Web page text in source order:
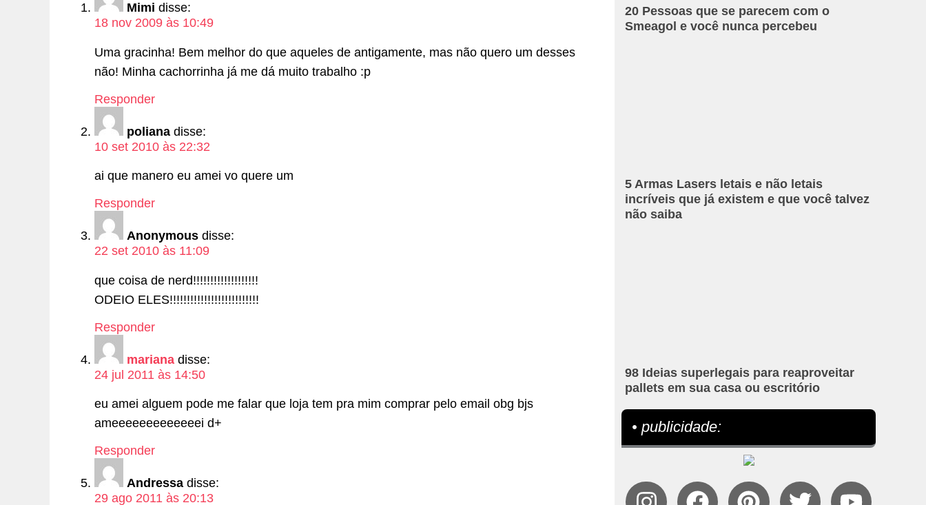
Mimi disse:
18 nov 2009 às 10:49
Uma gracinha! Bem melhor do que aqueles de antigamente, mas não quero um desses
não! Minha cachorrinha já me dá muito trabalho :p
Responder
poliana disse:
10 set 2010 às 22:32
ai que manero eu amei vo quere um
Responder
Anonymous disse:
22 set 2010 às 11:09
que coisa de nerd!!!!!!!!!!!!!!!!!!!
ODEIO ELES!!!!!!!!!!!!!!!!!!!!!!!!!!
Responder
mariana disse:
24 jul 2011 às 14:50
eu amei alguem pode me falar que loja tem pra mim comprar pelo email obg bjs
ameeeeeeeeeeeeei d+
Responder
Andressa disse:
29 ago 2011 às 20:13
20 Pessoas que se parecem com o
Smeagol e você nunca percebeu
5 Armas Lasers letais e não letais
incríveis que já existem e que você talvez
não saiba
98 Ideias superlegais para reaproveitar
pallets em sua casa ou escritório
• publicidade: